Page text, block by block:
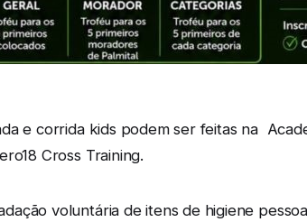
e corrida kids podem ser feitas na
Cross Training.
voluntária de itens de higiene